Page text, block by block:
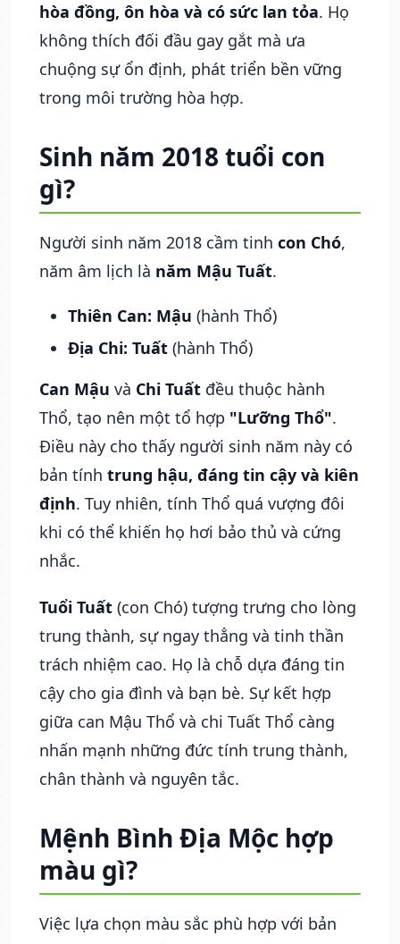
hòa đồng, ôn hòa và có sức lan tỏa. Họ
không thích đối đầu gay gắt mà ưa
chuộng sự ổn định, phát triển bền vững
trong môi trường hòa hợp.
Sinh năm 2018 tuổi con
gì?
Người sinh năm 2018 cầm tinh con Chó,
năm âm lịch là năm Mậu Tuất.
Thiên Can: Mậu (hành Thổ)
Địa Chi: Tuất (hành Thổ)
Can Mậu và Chi Tuất đều thuộc hành
Thổ, tạo nên một tổ hợp "Lưỡng Thổ".
Điều này cho thấy người sinh năm này có
bản tính trung hậu, đáng tin cậy và kiên
định. Tuy nhiên, tính Thổ quá vượng đôi
khi có thể khiến họ hơi bảo thủ và cứng
nhắc.
Tuổi Tuất (con Chó) tượng trưng cho lòng
trung thành, sự ngay thẳng và tinh thần
trách nhiệm cao. Họ là chỗ dựa đáng tin
cậy cho gia đình và bạn bè. Sự kết hợp
giữa can Mậu Thổ và chi Tuất Thổ càng
nhấn mạnh những đức tính trung thành,
chân thành và nguyên tắc.
Mệnh Bình Địa Mộc hợp
màu gì?
Việc lựa chọn màu sắc phù hợp với bản